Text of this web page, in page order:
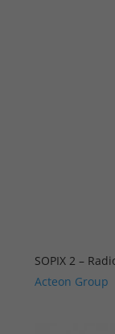
SOPIX 2 –
Acteon Group